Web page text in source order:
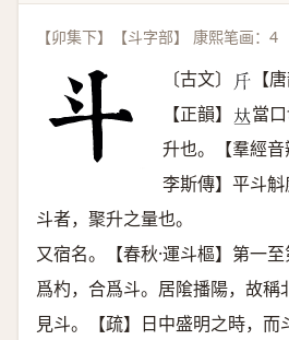
【卯集下】【斗字部】 康熙笔画：4
〔古文〕 𣂑
【
【正韻】 𠀤當
升也。【羣經音
李斯傳】平斗斛
斗者，聚升之量也。
又宿名。【春秋·運斗樞】第一
爲杓，合爲斗。居隂播陽，故稱
見斗。【疏】日中盛明之時，而